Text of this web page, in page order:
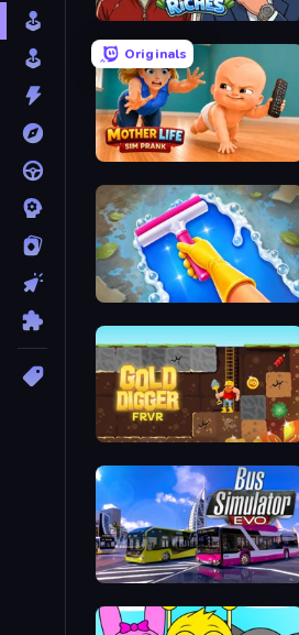
Life Simulator: Road to Riches
Originals
Mother Life Simulator: Prank
Hotel Rush: Merge Story
Gold Digger FRVR
Bus Simulator: EVO